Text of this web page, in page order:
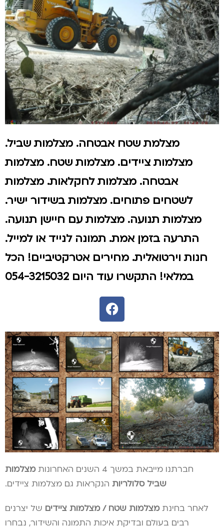
מצלמת שטח אבטחה. מצלמות שביל.
מצלמות ציידים. מצלמות שטח. מצלמות
אבטחה. מצלמות לחקלאות. מצלמות
לשטחים פתוחים. מצלמות בשידור ישיר.
מצלמות תנועה. מצלמות עם חיישן תנועה.
התרעה בזמן אמת. תמונה לנייד או למייל.
חנות וירטואלית. מחירים אטרקטיביים! הכל
במלאי! התקשרו עוד היום 054-3215032
חברתנו מייבאת במשך 4 השנים האחרונות
מצלמות
שביל סלולריות הנקראות גם מצלמות ציידים.
לאחר בחינתמצלמות שטח / מצלמות ציידים של יצרנים
רבים בעולם ובדיקת איכות התמונה והשידור, נבחרו